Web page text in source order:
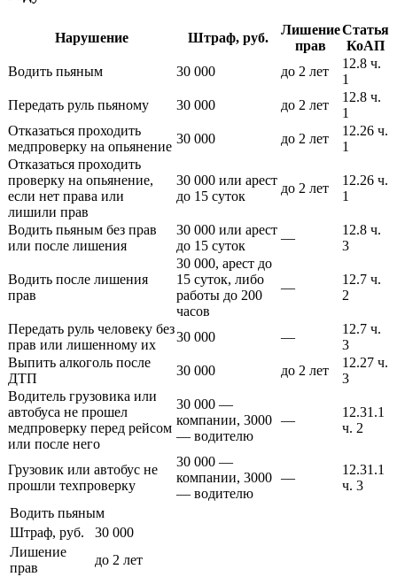
Нарушение Штраф, руб.
Лишение
прав
Статья
КоАП
Водить пьяным
30 000 до 2 лет
12.8 ч.
1
Передать руль пьяному
30 000 до 2 лет
12.8 ч.
1
Отказаться проходить
медпроверку на опьянение
30 000 до 2 лет
12.26 ч.
1
Отказаться проходить
проверку на опьянение,
если нет права или
лишили прав
30 000 или арест
до 15 суток
до 2 лет
12.26 ч.
1
Водить пьяным без прав
или после лишения
30 000 или арест
до 15 суток
—
12.8 ч.
3
Водить после лишения
прав
30 000, арест до
15 суток, либо
работы до 200
часов
—
12.7 ч.
2
Передать руль человеку без
прав или лишенному их
30 000 —
12.7 ч.
3
Выпить алкоголь после
ДТП
30 000 до 2 лет
12.27 ч.
3
Водитель грузовика или
автобуса не прошел
медпроверку перед рейсом
или после него
30 000 —
компании, 3000
— водителю
—
12.31.1
ч. 2
Грузовик или автобус не
прошли техпроверку
30 000 —
компании, 3000
— водителю
—
12.31.1
ч. 3
Водить пьяным
Штраф, руб.
30 000
Лишение
прав
до 2 лет